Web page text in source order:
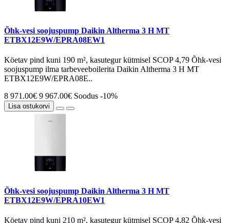
Õhk-vesi soojuspump Daikin Altherma 3 H MT
ETBX12E9W/EPRA08EW1
Köetav pind kuni 190 m², kasutegur kütmisel SCOP 4,79 Õhk-vesi
soojuspump ilma tarbeveeboilerita Daikin Altherma 3 H MT
ETBX12E9W/EPRA08E..
8 971.00€ 9 967.00€ Soodus -10%
Lisa ostukorvi
Õhk-vesi soojuspump Daikin Altherma 3 H MT
ETBX12E9W/EPRA10EW1
Köetav pind kuni 210 m², kasutegur kütmisel SCOP 4,82 Õhk-vesi